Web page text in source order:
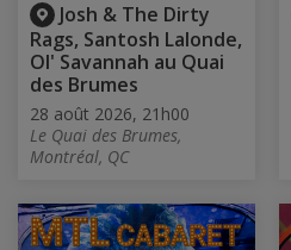
Josh & The Dirty
Rags, Santosh Lalonde,
Ol' Savannah au Quai
des Brumes
28 août 2026, 21h00
Le Quai des Brumes,
Montréal, QC